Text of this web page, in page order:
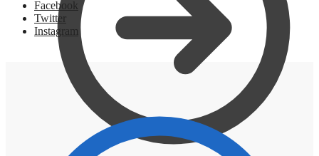
Facebook
Twitter
Instagram